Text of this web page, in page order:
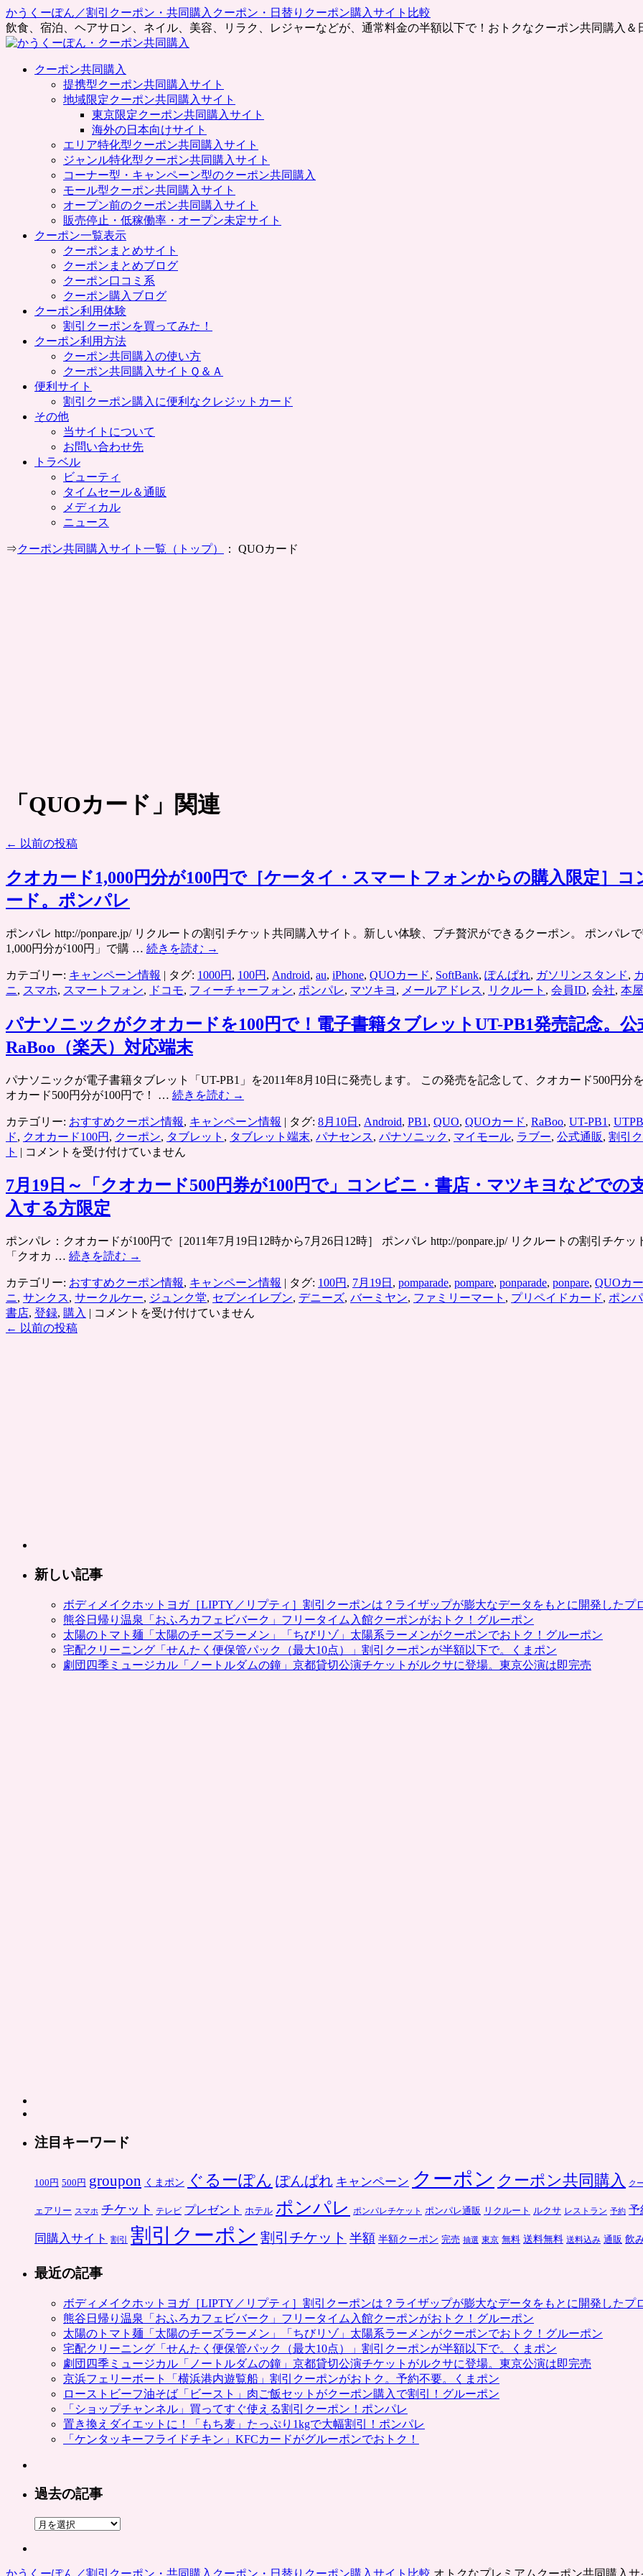
かうくーぽん／割引クーポン・共同購入クーポン・日替りクーポン購入サイト比較
飲食、宿泊、ヘアサロン、ネイル、美容、リラク、レジャーなどが、通常料金の半額以下で！おトクなクーポン共同購入
クーポン共同購入
提携型クーポン共同購入サイト
地域限定クーポン共同購入サイト
東京限定クーポン共同購入サイト
海外の日本向けサイト
エリア特化型クーポン共同購入サイト
ジャンル特化型クーポン共同購入サイト
コーナー型・キャンペーン型のクーポン共同購入
モール型クーポン共同購入サイト
オープン前のクーポン共同購入サイト
販売停止・低稼働率・オープン未定サイト
クーポン一覧表示
クーポンまとめサイト
クーポンまとめブログ
クーポン口コミ系
クーポン購入ブログ
クーポン利用体験
割引クーポンを買ってみた！
クーポン利用方法
クーポン共同購入の使い方
クーポン共同購入サイトＱ＆Ａ
便利サイト
割引クーポン購入に便利なクレジットカード
その他
当サイトについて
お問い合わせ先
トラベル
ビューティ
タイムセール＆通販
メディカル
ニュース
⇒クーポン共同購入サイト一覧（トップ） ： QUOカード
「 QUOカード 」関連
← 以前の投稿
クオカード1,000円分が100円で［ケータイ・スマートフォンからの購入限定］
ード。ポンパレ
ポンパレ http://ponpare.jp/ リクルートの割引チケット共同購入サイト。新しい体験、プチ贅沢ができるクーポン。 ポンパレ
1,000円分が100円」で購 … 続きを読む →
カテゴリー: キャンペーン情報 | タグ: 1000円 , 100円 , Android, au, iPhone, QUOカード, SoftBank, ぽんぱれ, ガソリンスタンド,
ニ, スマホ, スマートフォン, ドコモ, フィーチャーフォン, ポンパレ, マツキヨ , メールアドレス, リクルート , 会員ID, 会社, 本屋
パナソニックがクオカードを100円で！電子書籍タブレットUT-PB1発売記念。公
RaBoo（楽天）対応端末
パナソニックが電子書籍タブレット「UT-PB1」を2011年8月10日に発売します。 この発売を記念して、クオカード500円
オカード500円分が100円で！ … 続きを読む →
カテゴリー: おすすめクーポン情報, キャンペーン情報 | タグ: 8月10日 , Android, PB1 , QUO, QUOカード, RaBoo, UT-PB1 ,
ド, クオカード100円 , クーポン, タブレット , タブレット端末, パナセンス, パナソニック, マイモール, ラブー, 公式通販, 割引
ト | パ
ソ
ニ
ッ
が
ク
カ
ー
ド
を
売
記
コメントを受け付けていません
7月19日～「クオカード500円券が100円で」コンビニ・書店・マツキヨなどで
入する方限定
ポンパレ：クオカードが100円で［2011年7月19日12時から7月26日12時］ ポンパレ http://ponpare.jp/ リクルートの割引チケ
「クオカ … 続きを読む →
カテゴリー: おすすめクーポン情報, キャンペーン情報 | タグ: 100円 , 7月19日 , pomparade, pompare, ponparade, ponpare, QUOカ
ニ, サンクス, サークルケー, ジュンク堂, セブンイレブン, デニーズ, バーミヤン, ファミリーマート , プリペイドカード, ポン
書店, 登録, 購入 | 7
ン
ニ・
書
店・
マ
ツ
コメントを受け付けていません
← 以前の投稿
新しい記事
ボディメイクホットヨガ［LIPTY／リプティ］割引クーポンは？ライザップが膨大なデータをもとに開発したプ
熊谷日帰り温泉「おふろカフェビバーク」フリータイム入館クーポンがおトク！グルーポン
太陽のトマト麺「太陽のチーズラーメン」「ちびリゾ」太陽系ラーメンがクーポンでおトク！グルーポン
宅配クリーニング「せんたく便保管パック（最大10点）」割引クーポンが半額以下で。くまポン
劇団四季ミュージカル「ノートルダムの鐘」京都貸切公演チケットがルクサに登場。東京公演は即完売
注目キーワード
100円 500円 groupon くまポン ぐるーぽん ぽんぱれ キャンペーン クーポン クーポン共同購入 ク
ェアリー スマホ チケット テレビ プレゼント ホテル ポンパレ ポンパレチケット ポンパレ通販 リクルート ルクサ レストラン 予約 予
同購入サイト 割引 割引クーポン 割引チケット 半額 半額クーポン 完売 抽選 東京 無料 送料無料 送料込み 通販 飲
最近の記事
ボディメイクホットヨガ［LIPTY／リプティ］割引クーポンは？ライザップが膨大なデータをもとに開発したプ
熊谷日帰り温泉「おふろカフェビバーク」フリータイム入館クーポンがおトク！グルーポン
太陽のトマト麺「太陽のチーズラーメン」「ちびリゾ」太陽系ラーメンがクーポンでおトク！グルーポン
宅配クリーニング「せんたく便保管パック（最大10点）」割引クーポンが半額以下で。くまポン
劇団四季ミュージカル「ノートルダムの鐘」京都貸切公演チケットがルクサに登場。東京公演は即完売
京浜フェリーボート「横浜港内遊覧船」割引クーポンがおトク。予約不要。くまポン
ローストビーフ油そば「ビースト」肉ご飯セットがクーポン購入で割引！グルーポン
「ショップチャンネル」買ってすぐ使える割引クーポン！ポンパレ
置き換えダイエットに！「もち麦」たっぷり1kgで大幅割引！ポンパレ
「ケンタッキーフライドチキン」KFCカードがグルーポンでおトク！
過去の記事
過
記
かうくーぽん／割引クーポン・共同購入クーポン・日替りクーポン購入サイト比較 オトクなプレミアムクーポン共同購入